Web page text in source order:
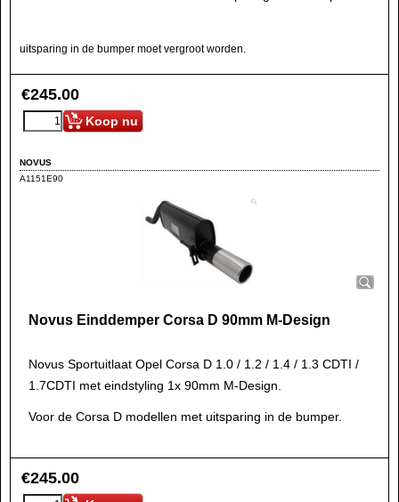
uitsparing in de bumper moet vergroot worden.
€245.00
Koop nu
NOVUS
A1151E90
Novus Einddemper Corsa D 90mm M-Design
Novus Sportuitlaat Opel Corsa D 1.0 / 1.2 / 1.4 / 1.3 CDTI /
1.7CDTI met eindstyling 1x 90mm M-Design.
Voor de Corsa D modellen met uitsparing in de bumper.
€245.00